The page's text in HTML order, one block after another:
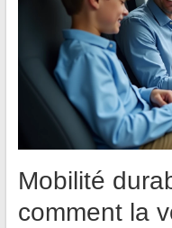
Mobilité
comment la